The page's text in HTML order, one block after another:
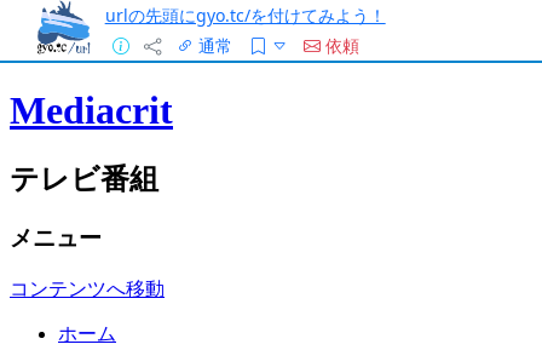
urlの先頭にgyo.tc/を付けてみよう！
通常
依頼